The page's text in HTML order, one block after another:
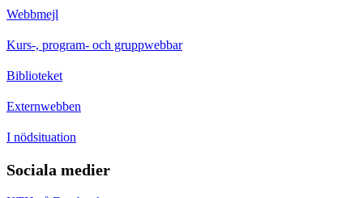
Webbmejl
Kurs-, program- och gruppwebbar
Biblioteket
Externwebben
I nödsituation
Sociala medier